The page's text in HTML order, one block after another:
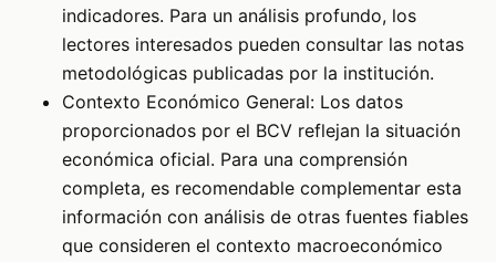
indicadores. Para un análisis profundo, los
lectores interesados pueden consultar las notas
metodológicas publicadas por la institución.
Contexto Económico General: Los datos
proporcionados por el BCV reflejan la situación
económica oficial. Para una comprensión
completa, es recomendable complementar esta
información con análisis de otras fuentes fiables
que consideren el contexto macroeconómico